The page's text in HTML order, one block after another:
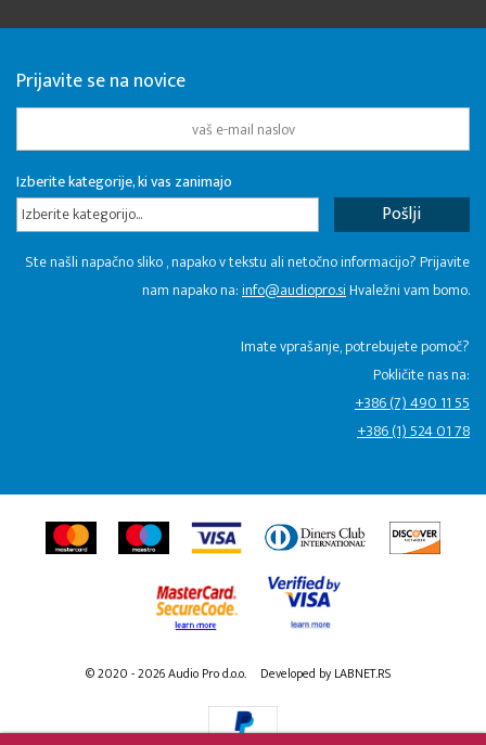
Prijavite se na novice
Izberite kategorije, ki vas zanimajo
Izberite kategorijo...
Ste našli napačno sliko , napako v tekstu ali netočno informacijo? Prijavite
nam napako na:info@audiopro.siHvaležni vam bomo.
Imate vprašanje, potrebujete pomoč?
Pokličite nas na:
+386 (7) 490 11 55
+386 (1) 524 01 78
© 2020 - 2026 Audio Pro d.o.o. Developed by LABNET.RS